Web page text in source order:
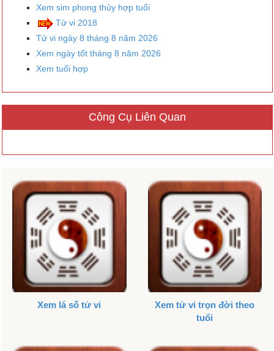
Xem sim phong thủy hợp tuổi
Tử vi 2018
Tử vi ngày 8 tháng 8 năm 2026
Xem ngày tốt tháng 8 năm 2026
Xem tuổi hợp
Công Cụ Liên Quan
Xem lá số tử vi
Xem tử vi trọn đời theo
tuổi